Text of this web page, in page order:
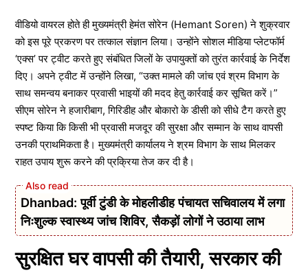
वीडियो वायरल होते ही मुख्यमंत्री हेमंत सोरेन (Hemant Soren) ने शुक्रवार
को इस पूरे प्रकरण पर तत्काल संज्ञान लिया। उन्होंने सोशल मीडिया प्लेटफॉर्म
‘एक्स’ पर ट्वीट करते हुए संबंधित जिलों के उपायुक्तों को तुरंत कार्रवाई के निर्देश
दिए। अपने ट्वीट में उन्होंने लिखा, “उक्त मामले की जांच एवं श्रम विभाग के
साथ समन्वय बनाकर प्रवासी भाइयों की मदद हेतु कार्रवाई कर सूचित करें।”
सीएम सोरेन ने हजारीबाग, गिरिडीह और बोकारो के डीसी को सीधे टैग करते हुए
स्पष्ट किया कि किसी भी प्रवासी मजदूर की सुरक्षा और सम्मान के साथ वापसी
उनकी प्राथमिकता है। मुख्यमंत्री कार्यालय ने श्रम विभाग के साथ मिलकर
राहत उपाय शुरू करने की प्रक्रिया तेज कर दी है।
Dhanbad: पूर्वी टुंडी के मोहलीडीह पंचायत सचिवालय में लगा
निःशुल्क स्वास्थ्य जांच शिविर, सैकड़ों लोगों ने उठाया लाभ
सुरक्षित घर वापसी की तैयारी, सरकार की